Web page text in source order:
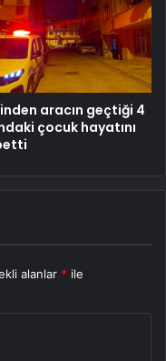
aracın geçtiği 4
çocuk hayatını
alanlar * ile